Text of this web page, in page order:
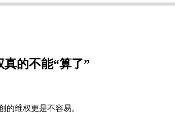
的不能“算了”
的维权更是不容易。